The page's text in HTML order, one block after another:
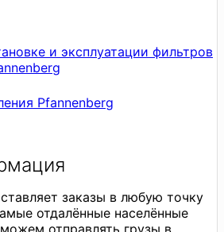
и эксплуатации фильтров
Pfannenberg